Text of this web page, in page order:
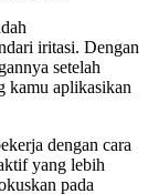
iritasi. Dengan
setelah
kamu aplikasikan
dengan cara
yang lebih
pada